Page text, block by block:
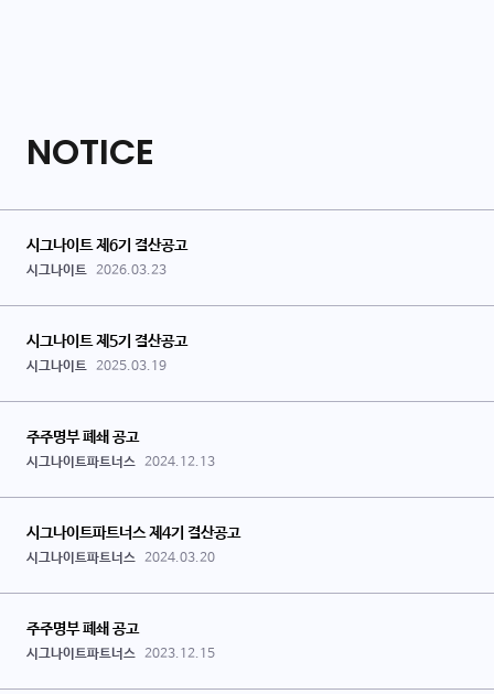
NOTICE
시그나이트 제6기 결산공고
시그나이트 2026.03.23
시그나이트 제5기 결산공고
시그나이트 2025.03.19
주주명부 폐쇄 공고
시그나이트파트너스 2024.12.13
시그나이트파트너스 제4기 결산공고
시그나이트파트너스 2024.03.20
주주명부 폐쇄 공고
시그나이트파트너스 2023.12.15